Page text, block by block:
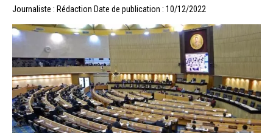
Journaliste : Rédaction Date de publication : 10/12/2022